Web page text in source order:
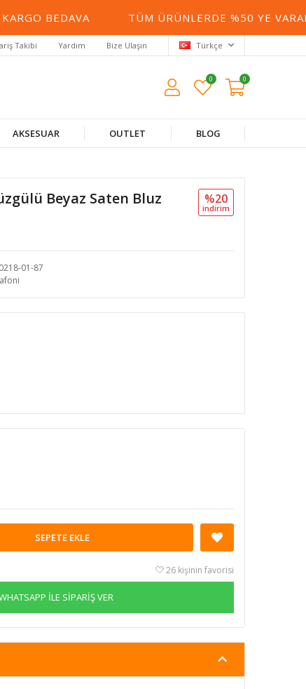
BEDAVA TÜM ÜRÜNLERDE %50 YE
Takibi Yardım Bize Ulaşın Türkçe
0 0
AKSESUAR OUTLET BLOG
Beyaz Saten Bluz %20
i̇ndi̇ri̇m
01-87
SEPETE EKLE
26 kişinin favorisi
İLE SİPARİŞ VER